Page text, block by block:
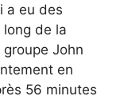
a eu des
de la
John
en
56 minutes